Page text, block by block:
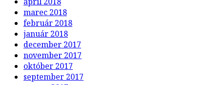
marec 2018
február 2018
január 2018
december 2017
november 2017
október 2017
september 2017